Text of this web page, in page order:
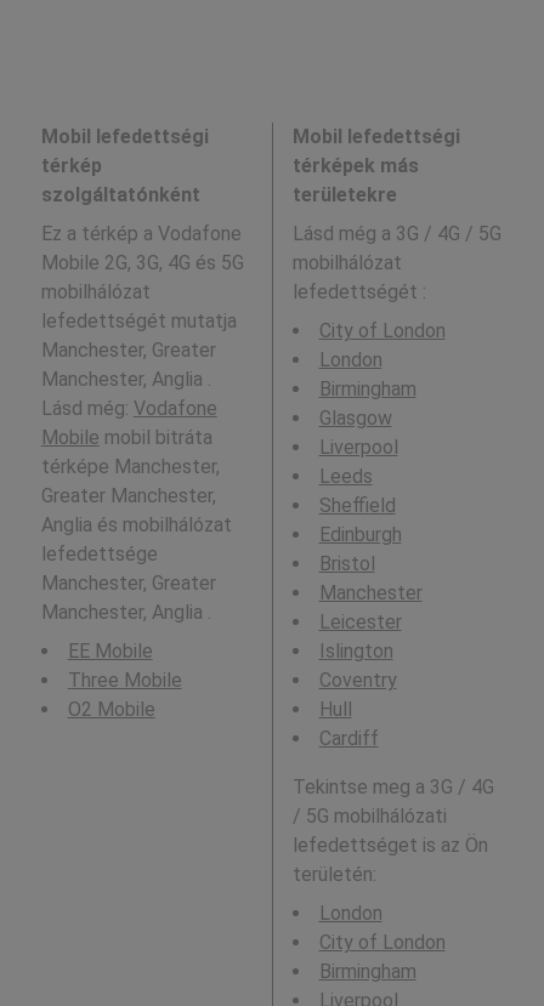
Mobil lefedettségi
térkép
szolgáltatónként
Ez a térkép a Vodafone
Mobile 2G, 3G, 4G és 5G
mobilhálózat
lefedettségét mutatja
Manchester, Greater
Manchester, Anglia .
Lásd még: Vodafone
Mobile mobil bitráta
térképe Manchester,
Greater Manchester,
Anglia és mobilhálózat
lefedettsége
Manchester, Greater
Manchester, Anglia .
EE Mobile
Three Mobile
O2 Mobile
Mobil lefedettségi
térképek más
területekre
Lásd még a 3G / 4G / 5G
mobilhálózat
lefedettségét :
City of London
London
Birmingham
Glasgow
Liverpool
Leeds
Sheffield
Edinburgh
Bristol
Manchester
Leicester
Islington
Coventry
Hull
Cardiff
Tekintse meg a 3G / 4G
/ 5G mobilhálózati
lefedettséget is az Ön
területén:
London
City of London
Birmingham
Liverpool